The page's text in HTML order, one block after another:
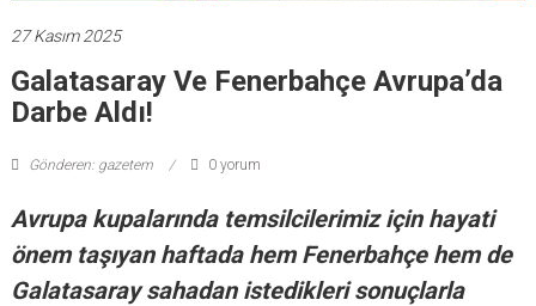
27 Kasım 2025
Galatasaray Ve Fenerbahçe Avrupa’da
Darbe Aldı!
Gönderen: gazetem 0 yorum
Avrupa kupalarında temsilcilerimiz için hayati
önem taşıyan haftada hem Fenerbahçe hem de
Galatasaray sahadan istedikleri sonuçlarla